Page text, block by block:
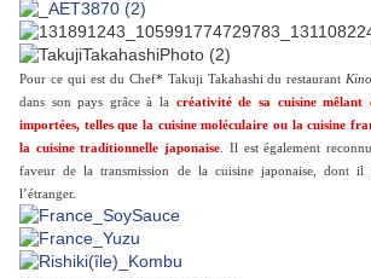
Pour ce qui est du Chef* Takuji Takahashi du restaurant
dans son pays grâce à la créativité de sa cuisine mêlant
importées, telles que la cuisine moléculaire ou la cuisine
la cuisine traditionnelle japonaise . Il est également
faveur de la transmission de la cuisine japonaise, dont
l’étranger.